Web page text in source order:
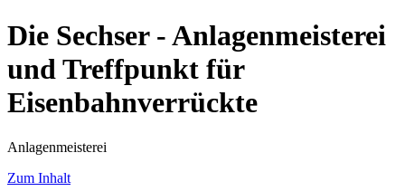
Die Sechser - Anlagenmeisterei
und Treffpunkt für
Eisenbahnverrückte
Anlagenmeisterei
Zum Inhalt